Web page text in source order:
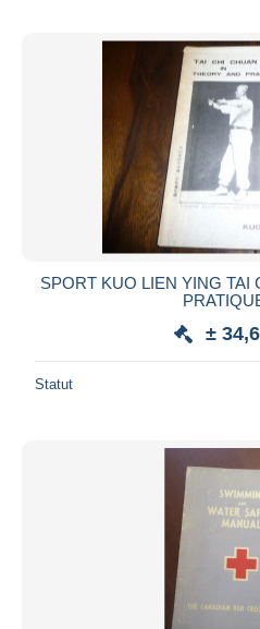
SPORT KUO LIEN YING TAI
±
Statut